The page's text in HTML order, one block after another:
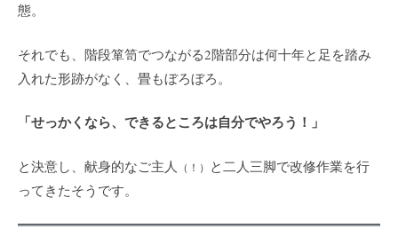
態。
それでも、階段箪笥でつながる2階部分は何十年と足を踏み
入れた形跡がなく、畳もぼろぼろ。
「せっかくなら、できるところは自分でやろう！」
と決意し、献身的なご主人 （！） と二人三脚で改修作業を行
ってきたそうです。